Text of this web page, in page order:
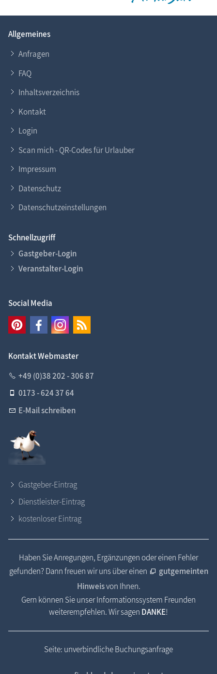
Allgemeines
Anfragen
FAQ
Inhaltsverzeichnis
Kontakt
Login
Scan mich - QR-Codes für Urlauber
Impressum
Datenschutz
Datenschutzeinstellungen
Schnellzugriff
Gastgeber-Login
Veranstalter-Login
Social Media
Kontakt Webmaster
+49 (0)38 202 - 306 87
0173 - 624 37 64
E-Mail schreiben
Gastgeber-Eintrag
Dienstleister-Eintrag
kostenloser Eintrag
Haben Sie Anregungen, Ergänzungen oder einen Fehler
gefunden? Dann freuen wir uns über einen
gutgemeinten
Hinweisvon Ihnen.
Gern können Sie unser Informationssystem Freunden
weiterempfehlen. Wir sagen DANKE!
Seite: unverbindliche Buchungsanfrage